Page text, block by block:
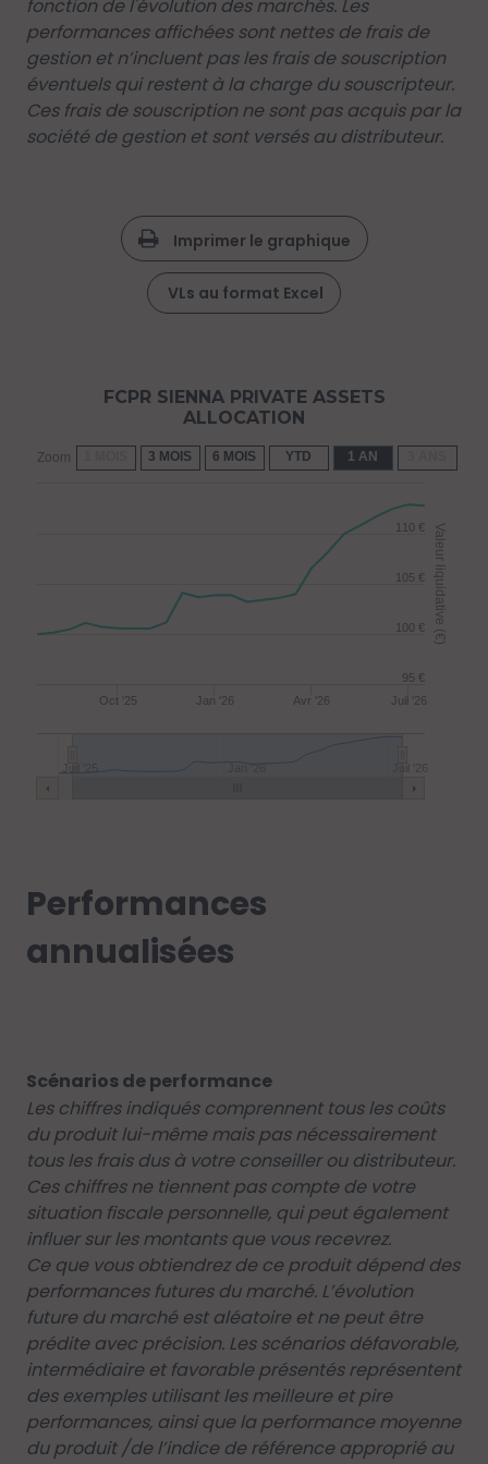
fonction de l'évolution des marchés. Les
performances affichées sont nettes de frais de
gestion et n’incluent pas les frais de souscription
éventuels qui restent à la charge du souscripteur.
Ces frais de souscription ne sont pas acquis par la
société de gestion et sont versés au distributeur.
Imprimer le graphique
VLs au format Excel
Zoom 3 MOIS 6 MOIS YTD 1 AN
Valeur liquidative (€)
FCPR SIENNA PRIVATE ASSETS
ALLOCATION
Oct '25 Jan '26 Avr '26 Juil '26
95 €
100 €
105 €
110 €
Performances
annualisées
Scénarios de performance
Les chiffres indiqués comprennent tous les coûts
du produit lui-même mais pas nécessairement
tous les frais dus à votre conseiller ou distributeur.
Ces chiffres ne tiennent pas compte de votre
situation fiscale personnelle, qui peut également
influer sur les montants que vous recevrez.
Ce que vous obtiendrez de ce produit dépend des
performances futures du marché. L’évolution
future du marché est aléatoire et ne peut être
prédite avec précision. Les scénarios défavorable,
intermédiaire et favorable présentés représentent
des exemples utilisant les meilleure et pire
performances, ainsi que la performance moyenne
du produit /de l’indice de référence approprié au